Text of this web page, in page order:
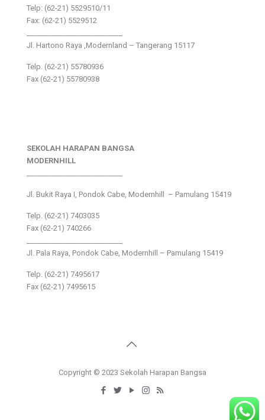
Telp: (62-21) 5529510/11
Fax: (62-21) 5529512
Jl. Hartono Raya ,Modernland – Tangerang 15117
Telp. (62-21) 55780936
Fax (62-21) 55780938
SEKOLAH HARAPAN BANGSA
MODERNHILL
Jl. Bukit Raya I, Pondok Cabe, Modernhill – Pamulang 15419
Telp. (62-21) 7403035
Fax (62-21) 740266
Jl. Pala Raya, Pondok Cabe, Modernhill – Pamulang 15419
Telp. (62-21) 7495617
Fax (62-21) 7495615
Copyright © 2023 Sekolah Harapan Bangsa